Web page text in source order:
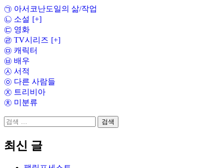
㉠ 아서코난도일의 삶/작업
㉡ 소설 [+]
㉢ 영화
㉣ TV시리즈 [+]
㉤ 캐릭터
㉥ 배우
㉦ 서적
㉧ 다른 사람들
㉨ 트리비아
㉩ 미분류
검
최신 글